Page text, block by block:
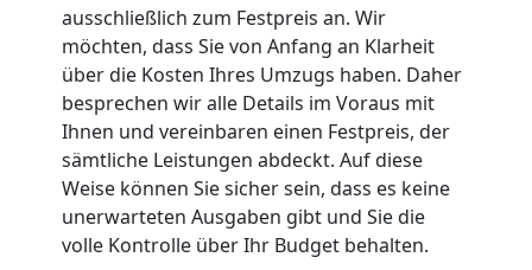
ausschließlich zum Festpreis an. Wir
möchten, dass Sie von Anfang an Klarheit
über die Kosten Ihres Umzugs haben. Daher
besprechen wir alle Details im Voraus mit
Ihnen und vereinbaren einen Festpreis, der
sämtliche Leistungen abdeckt. Auf diese
Weise können Sie sicher sein, dass es keine
unerwarteten Ausgaben gibt und Sie die
volle Kontrolle über Ihr Budget behalten.
Tragehilfe
Feldkirch
Kleiner